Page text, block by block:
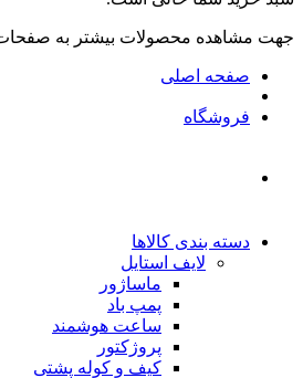
جهت مشاهده محصولات بیشتر به صفحات
صفحه اصلی
فروشگاه
دسته بندی کالاها
لایف استایل
ماساژور
پمپ باد
ساعت هوشمند
پروژکتور
کیف و کوله پشتی